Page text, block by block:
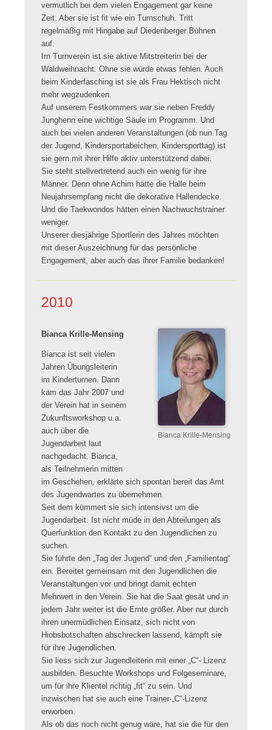
vermutlich bei dem vielen Engagement gar keine
Zeit. Aber sie ist fit wie ein Turnschuh. Tritt
regelmäßig mit Hingabe auf Diedenberger Bühnen
auf.
Im Turnverein ist sie aktive Mitstreiterin bei der
Waldweihnacht. Ohne sie würde etwas fehlen. Auch
beim Kinderfasching ist sie als Frau Hektisch nicht
mehr wegzudenken.
Auf unserem Festkommers war sie neben Freddy
Junghenn eine wichtige Säule im Programm. Und
auch bei vielen anderen Veranstaltungen (ob nun Tag
der Jugend, Kindersportabeichen, Kindersporttag) ist
sie gern mit ihrer Hilfe aktiv unterstützend dabei.
Sie steht stellvertretend auch ein wenig für ihre
Männer. Denn ohne Achim hätte die Halle beim
Neujahrsempfang nicht die dekorative Hallendecke.
Und die Taekwondos hätten einen Nachwuchstrainer
weniger.
Unserer diesjährige Sportlerin des Jahres möchten
mit dieser Auszeichnung für das persönliche
Engagement, aber auch das ihrer Familie bedanken!
2010
Bianca Krille-Mensing
Bianca Krille-Mensing
Bianca ist seit vielen
Jahren Übungsleiterin
im Kinderturnen. Dann
kam das Jahr 2007 und
der Verein hat in seinem
Zukunftsworkshop u.a.
auch über die
Jugendarbeit laut
nachgedacht. Bianca,
als Teilnehmerin mitten
im Geschehen, erklärte sich spontan bereit das Amt
des Jugendwartes zu übernehmen.
Seit dem kümmert sie sich intensivst um die
Jugendarbeit. Ist nicht müde in den Abteilungen als
Querfunktion den Kontakt zu den Jugendlichen zu
suchen.
Sie führte den „Tag der Jugend“ und den „Familientag“
ein. Bereitet gemeinsam mit den Jugendlichen die
Veranstaltungen vor und bringt damit echten
Mehrwert in den Verein. Sie hat die Saat gesät und in
jedem Jahr weiter ist die Ernte größer. Aber nur durch
ihren unermüdlichen Einsatz, sich nicht von
Hiobsbotschaften abschrecken lassend, kämpft sie
für ihre Jugendlichen.
Sie liess sich zur Jugendleiterin mit einer „C“- Lizenz
ausbilden. Besuchte Workshops und Folgeseminare,
um für ihre Klientel richtig „fit“ zu sein. Und
inzwischen hat sie auch eine Trainer-„C“-Lizenz
erworben.
Als ob das noch nicht genug wäre, hat sie die für den